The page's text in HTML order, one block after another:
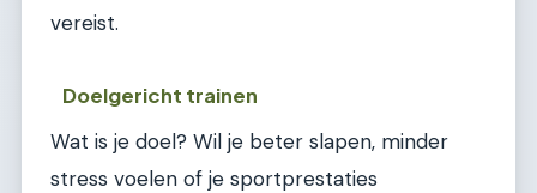
vereist.
Doelgericht trainen
Wat is je doel? Wil je beter slapen, minder
stress voelen of je sportprestaties